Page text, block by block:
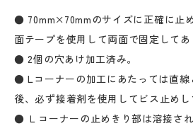
● 70mm×70mmのサイズに正確に止
面テープを使用して両面で固定してあ
● 2個の穴あけ加工済み。
● Lコーナーの加工にあたっては直線
後、必ず接着剤を使用してビス止めし
● Ｌコーナーの止めきり部は溶接さ